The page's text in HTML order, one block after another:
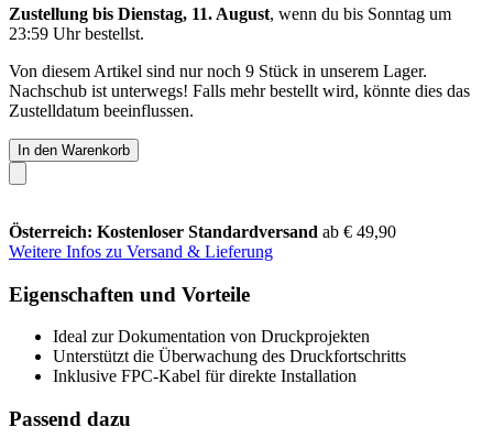
Zustellung bis Dienstag, 11. August, wenn du bis Sonntag um
23:59 Uhrbestellst.
Von diesem Artikel sind nur noch 9 Stück in unserem Lager.
Nachschub ist unterwegs! Falls mehr bestellt wird, könnte dies das
Zustelldatum beeinflussen.
In den Warenkorb
Österreich: Kostenloser Standardversand ab € 49,90
Weitere Infos zu Versand & Lieferung
Eigenschaften und Vorteile
Ideal zur Dokumentation von Druckprojekten
Unterstützt die Überwachung des Druckfortschritts
Inklusive FPC-Kabel für direkte Installation
Passend dazu